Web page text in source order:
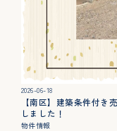
2026-06-18
【南区】建築条件付
しました！
物件情報